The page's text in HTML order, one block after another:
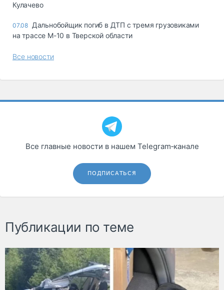
Кулачево
07.08 Дальнобойщик погиб в ДТП с тремя грузовиками
на трассе М-10 в Тверской области
Все новости
Все главные новости в нашем Telegram‑канале
ПОДПИСАТЬСЯ
Публикации по теме